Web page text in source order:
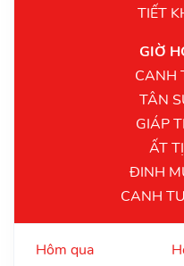
TIẾT
GIỜ
CANH
TÂN
GIÁP
ẤT
ĐINH
CANH
Hôm qua